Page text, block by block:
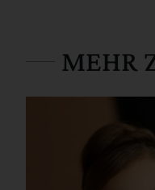
MEHR